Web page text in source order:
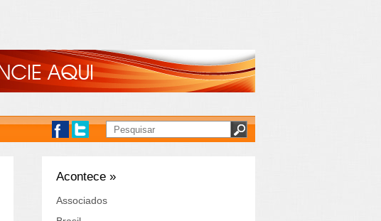
Acontece »
Associados